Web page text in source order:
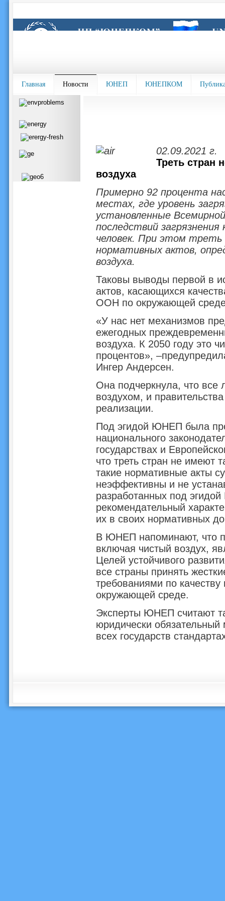
Главная Новости ЮНЕП ЮНЕПКОМ
02.09.2021 г.
Треть стран
воздуха
Примерно 92 процента
местах, где уровень
установленные
последствий
человек. При этом
нормативных актов,
воздуха.
Таковы выводы первой в
актов, касающихся
ООН по окружающей
«У нас нет механизмов
ежегодных
воздуха. К 2050 году это
процентов»,
Ингер Андерсен.
Она подчеркнула, что
воздухом, и
реализации.
Под эгидой ЮНЕП была
национального
государствах и
что треть стран не имеют
такие нормативные акты
неэффективны и не
разработанных под
рекомендательный
их в своих нормативных
В ЮНЕП напоминают, что
включая чистый воздух,
Целей устойчивого
все страны принять
требованиями по
окружающей среде.
Эксперты ЮНЕП считают
юридически
всех государств